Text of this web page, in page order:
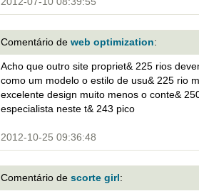
Comentário de web optimization:
Acho que outro site propriet& 225 rios
como um modelo o estilo de usu& 225 rio
excelente design muito menos o conte&
especialista neste t& 243 pico
2012-10-25 09:36:48
Comentário de scorte girl :